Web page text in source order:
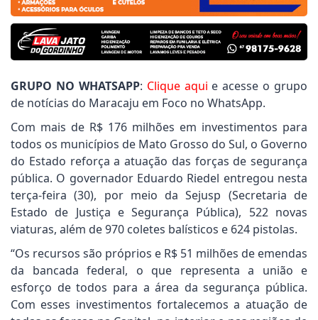
GRUPO NO WHATSAPP: Clique aqui e acesse o grupo
de notícias do Maracaju em Foco no WhatsApp.
Com mais de R$ 176 milhões em investimentos para
todos os municípios de Mato Grosso do Sul, o Governo
do Estado reforça a atuação das forças de segurança
pública. O governador Eduardo Riedel entregou nesta
terça-feira (30), por meio da Sejusp (Secretaria de
Estado de Justiça e Segurança Pública), 522 novas
viaturas, além de 970 coletes balísticos e 624 pistolas.
“Os recursos são próprios e R$ 51 milhões de emendas
da bancada federal, o que representa a união e
esforço de todos para a área da segurança pública.
Com esses investimentos fortalecemos a atuação de